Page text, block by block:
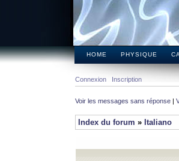
HOME PHYSIQUE
Connexion Inscription
Voir les messages sans réponse |
Index du forum » Italiano